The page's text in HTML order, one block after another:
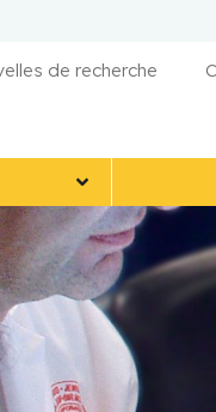
de recherche